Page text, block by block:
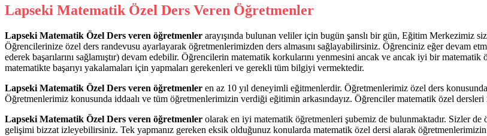
Lapseki Matematik Özel Ders Veren Öğretmenler
Lapseki Matematik Özel Ders veren öğretmenler arayışında bulunan veliler için bugün şanslı bir gün, Eğitim Merkezimiz
Öğrencilerinize özel ders randevusu ayarlayarak öğretmenlerimizden ders almasını sağlayabilirsiniz. Öğrenciniz eğer devam
ederek başarılarını sağlamıştır) devam edebilir. Öğrencilerin matematik korkularını yenmesini ancak ve ancak iyi bir
matematikte başarıyı yakalamaları için yapmaları gerekenleri ve gerekli tüm bilgiyi vermektedir.
Lapseki Matematik Özel Ders veren öğretmenler en az 10 yıl deneyimli eğitmenlerdir. Öğretmenlerimiz özel ders
Öğretmenlerimiz konusunda iddaalı ve tüm öğretmenlerimizin verdiği eğitimin arkasındayız. Öğrenciler matematik özel
Lapseki Matematik Özel Ders veren öğretmenler olarak en iyi matematik öğretmenleri şubemiz de bulunmaktadır. Sizler
gelişimi bizzat izleyebilirsiniz. Tek yapmanız gereken eksik olduğunuz konularda matematik özel dersi alarak